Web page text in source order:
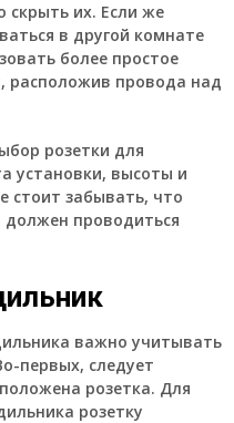
скрыть их. Если же
в другой комнате
более простое
расположив провода над
розетки для
установки, высоты и
стоит забывать, что
проводиться
важно учитывать
первых, следует
розетка. Для
розетку